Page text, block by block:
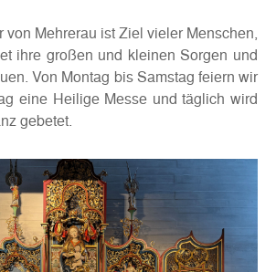
von Mehrerau ist Ziel vieler Menschen,
ihre großen und kleinen Sorgen und
Von Montag bis Samstag feiern wir
eine Heilige Messe und täglich wird
gebetet.